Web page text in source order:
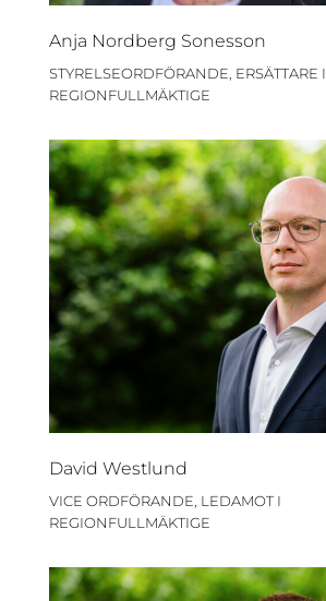
Anja Nordberg Sonesson
STYRELSEORDFÖRANDE, ERSÄTTARE I
REGIONFULLMÄKTIGE
David Westlund
VICE ORDFÖRANDE, LEDAMOT I
REGIONFULLMÄKTIGE